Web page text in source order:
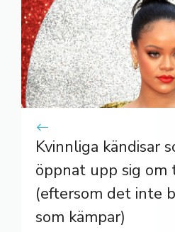
Kvinnliga kändisar
öppnat upp sig om
(eftersom det inte
som kämpar)